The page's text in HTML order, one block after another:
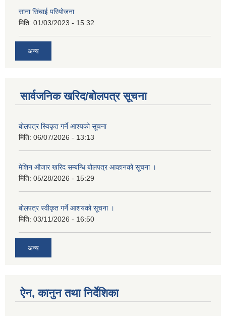
साना सिंचाई परियोजना
मिति: 01/03/2023 - 15:32
अन्य
सार्वजनिक खरिद/बोलपत्र सूचना
बोलपत्र स्विकृत गर्ने आश्यको सूचना
मिति: 06/07/2026 - 13:13
मेशिन औजार खरिद सम्बन्धि बोलपत्र आव्हानको सूचना ।
मिति: 05/28/2026 - 15:29
बोलपत्र स्वीकृत गर्ने आशयको सूचना ।
मिति: 03/11/2026 - 16:50
अन्य
ऐन, कानुन तथा निर्देशिका